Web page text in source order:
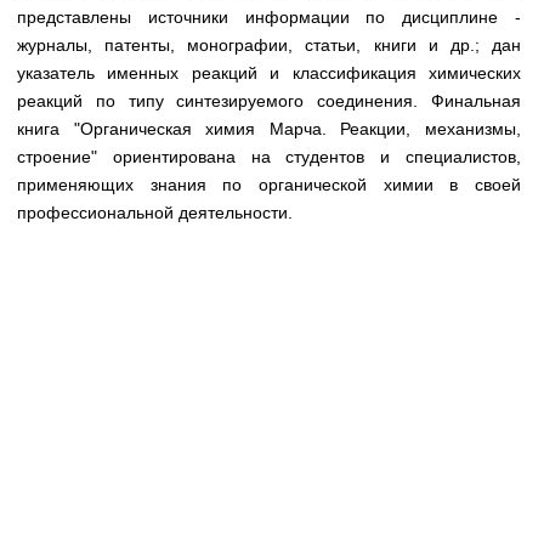
FAQ
представлены источники информации по дисциплине -
журналы, патенты, монографии, статьи, книги и др.; дан
указатель именных реакций и классификация химических
реакций по типу синтезируемого соединения. Финальная
книга "Органическая химия Марча. Реакции, механизмы,
строение" ориентирована на студентов и специалистов,
применяющих знания по органической химии в своей
профессиональной деятельности.